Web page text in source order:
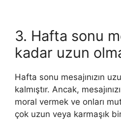
3. Hafta sonu
kadar uzun
Hafta sonu mesajınızın
kalmıştır. Ancak,
moral vermek ve onları
çok uzun veya karmaşık